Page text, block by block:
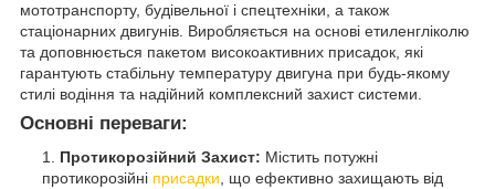
мототранспорту, будівельної і спецтехніки, а також
стаціонарних двигунів. Виробляється на основі етиленгліколю
та доповнюється пакетом високоактивних присадок, які
гарантують стабільну температуру двигуна при будь-якому
стилі водіння та надійний комплексний захист системи.
Основні переваги:
Протикорозійний Захист: Містить потужні
протикорозійні присадки, що ефективно захищають від